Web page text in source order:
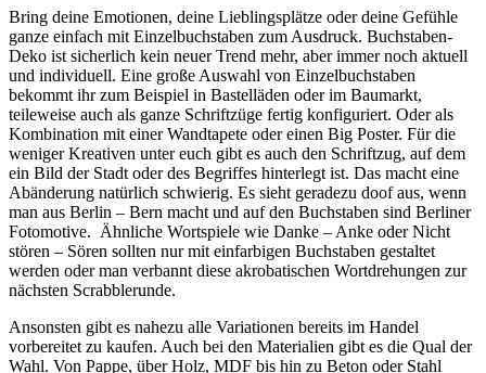
Bring deine Emotionen, deine Lieblingsplätze oder deine Gefühle
ganze einfach mit Einzelbuchstaben zum Ausdruck. Buchstaben-
Deko ist sicherlich kein neuer Trend mehr, aber immer noch aktuell
und individuell. Eine große Auswahl von Einzelbuchstaben
bekommt ihr zum Beispiel in Bastelläden oder im Baumarkt,
teileweise auch als ganze Schriftzüge fertig konfiguriert. Oder als
Kombination mit einer Wandtapete oder einen Big Poster. Für die
weniger Kreativen unter euch gibt es auch den Schriftzug, auf dem
ein Bild der Stadt oder des Begriffes hinterlegt ist. Das macht eine
Abänderung natürlich schwierig. Es sieht geradezu doof aus, wenn
man aus Berlin – Bern macht und auf den Buchstaben sind Berliner
Fotomotive. Ähnliche Wortspiele wie Danke – Anke oder Nicht
stören – Sören sollten nur mit einfarbigen Buchstaben gestaltet
werden oder man verbannt diese akrobatischen Wortdrehungen zur
nächsten Scrabblerunde.
Ansonsten gibt es nahezu alle Variationen bereits im Handel
vorbereitet zu kaufen. Auch bei den Materialien gibt es die Qual der
Wahl. Von Pappe, über Holz, MDF bis hin zu Beton oder Stahl